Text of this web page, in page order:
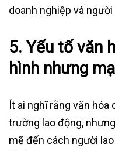
doanh nghiệp và
5. Yếu tố văn
hình nhưng
Ít ai nghĩ rằng văn
trường lao động,
mẽ đến cách người